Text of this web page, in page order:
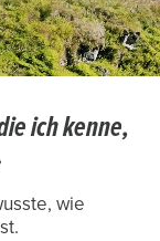
ich kenne,
wie